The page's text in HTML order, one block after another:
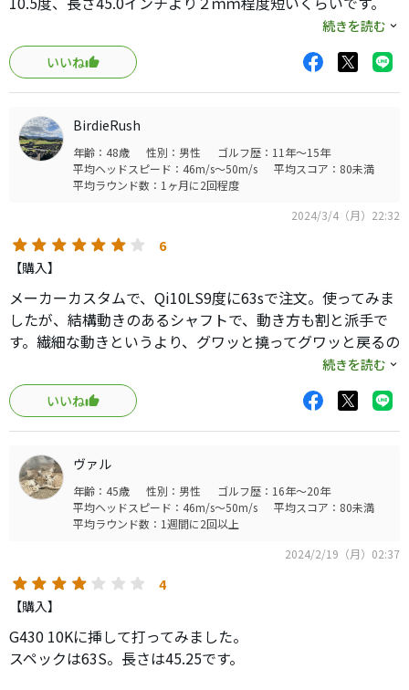
ロースピン系のヘッドで、今までの元調子のシャフトだと
スピンが減り過ぎて捕まらない方には一度試してほしいで
す。タイミングは元調子で非常に取りやすいです。飛ばせま
すし、高さ抑えたり、右曲げたりも、今までの元調子の様
に扱えます。
先は硬いです。余計な事はしませんが、体の起き上がりに
はついてくるので左に行きますが、テンセイｃｋプロオレ
ンジ程ではないです。ロフト９度使ってて球が低すぎるな
外とスピンが多いのかなと感じる弾道もでます。一般コース
だとアイオノマーカバーの球を使うと解消しそうですが、
私は気にならないです。寧ろ余計な跳ねが少なくて助かる
事の方が多いです。ラウンドでも全体的に感じよかったで
す。是非試打してみてください。
続きを読む
いいね
BirdieRush
年齢：48歳 性別：男性
ゴルフ歴：11年～15年
平均ヘッドスピード：46m/s～50m/s
平均スコア：80未満
平均ラウンド数：1ヶ月に2回程度
2024/3/4（月）22:32
6
【購入】
メーカーカスタムで、Qi10LS9度に63sで注文。使ってみま
したが、結構動きのあるシャフトで、動き方も割と派手で
す。繊細な動きというより、グワッと撓ってグワッと戻るの
で、白マナかと思って振るとまるで違う感じです。飛距離が
出るシャフトではないので、ワンフレックス上げて方向性
重視が狙い目かなと。重量帯も軽めで、63sで61gの振動数
259cpm。難易度は高くなく癖もないので、普通に振れます
が、飛びの匂いが全くしないので今は使ってません。冬場
には良いとは思いますが。WSは癖のある元調子、WBは癖
の無い中元調子なので、文章にすると白マナっぽさがある
(笑)。面白みがないので、今はグラファイトのCQを挿して
はQi10LSにはCQの方が合います。あと、ボードデザインの
復活は嬉しいものの、マットブラックは似合わないです
ね、ディアマナには。やっぱり三菱はちょっと迷走中な感
じが抜けないですね。本来は元調子好きで、DIメインで使
ってますが、WBは張りのあるDIっぽいかな。それならDIで
良いかなって思います。
続きを読む
いいね
ヴァル
年齢：45歳 性別：男性
ゴルフ歴：16年～20年
平均ヘッドスピード：46m/s～50m/s
平均スコア：80未満
平均ラウンド数：1週間に2回以上
2024/2/19（月）02:37
4
【購入】
G430 10Kに挿して打ってみました。
スペックは63S。長さは45.25です。